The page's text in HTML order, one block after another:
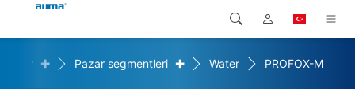
Ürünler
Global
Arama
+ Pazar segmentleri + Water PROFOX-M